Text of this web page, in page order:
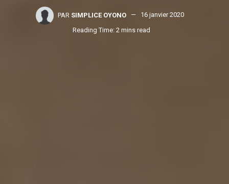
PAR SIMPLICE OYONO
16 janvier 2020
Reading Time: 2 mins read